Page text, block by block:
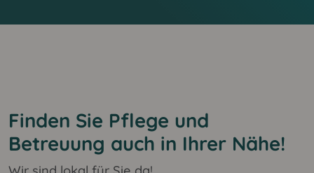
Finden Sie Pflege und
Betreuung auch in Ihrer Nähe!